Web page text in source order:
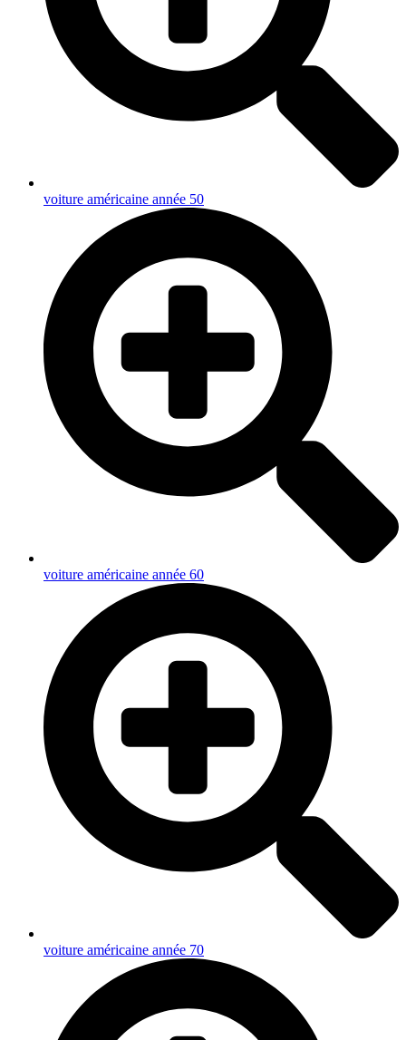
voiture américaine année 50
voiture américaine année 60
voiture américaine année 70